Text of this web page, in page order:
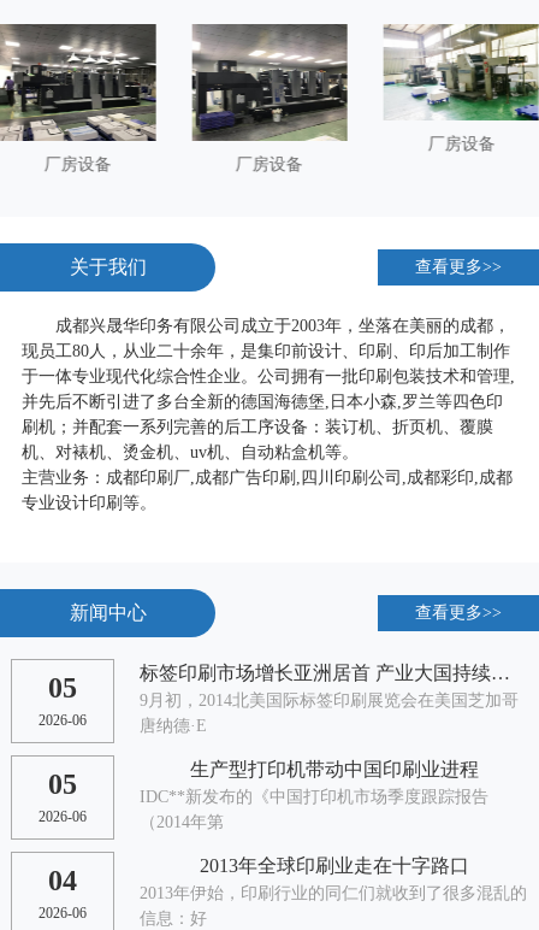
厂房设备 厂房设备
厂房设备
关于我们 查看更多>>
成都兴晟华印务有限公司 成立于2003年，坐落在美丽的成都，
现员工80人，从业二十余年，是集印前设计、印刷、印后加工制作
于一体专业现代化综合性企业。公司拥有一批印刷包装技术和管理,
并先后不断引进了多台全新的德国海德堡,日本小森,罗兰等四色印
刷机；并配套一系列完善的后工序设备：装订机、折页机、覆膜
机、对裱机、烫金机、uv机、自动粘盒机等。
主营业务：成都印刷厂,成都广告印刷,四川印刷公司,成都彩印,成都
专业设计印刷等。
新闻中心 查看更多>>
05
2026-06
标签印刷市场增长亚洲居首 产业大国持续增长
9月初，2014北美国际标签印刷展览会在美国芝加哥
唐纳德·E
05
2026-06
生产型打印机带动中国印刷业进程
IDC**新发布的《中国打印机市场季度跟踪报告
（2014年第
04
2026-06
2013年全球印刷业走在十字路口
2013年伊始，印刷行业的同仁们就收到了很多混乱的
信息：好